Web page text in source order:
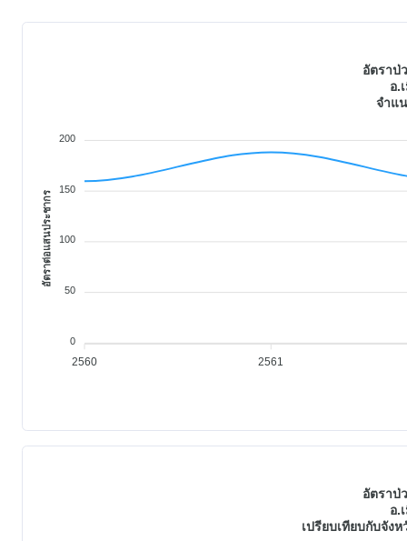
2560 2561
อัตราป่
อ.
จำแ
200
150
100
50
0
อัตราต่อแสนประชากร
อัตราป่
อ.
เปรียบเทียบกับจัง